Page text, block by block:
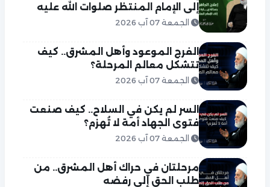
إلى الإمام المنتظر صلوات الله عليه
الجمعة 07 آب 2026
الفرج الموعود وأهل المشرق.. كيف
تتشكل معالم المرحلة؟
الجمعة 07 آب 2026
السر لم يكن في السلاح.. كيف صنعت
فتوى الجهاد أمة لا تُهزم؟
الجمعة 07 آب 2026
مرحلتان في حراك أهل المشرق.. من
طلب الحق إلى رفضه